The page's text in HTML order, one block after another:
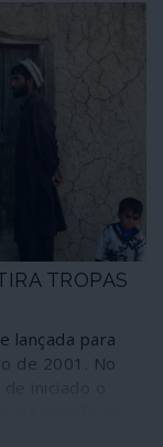
e
dois gigantes.
como referência
Unidas e o
e os
em
movimentos
vigor da lei de
TROPAS
lançada para
de 2001. No